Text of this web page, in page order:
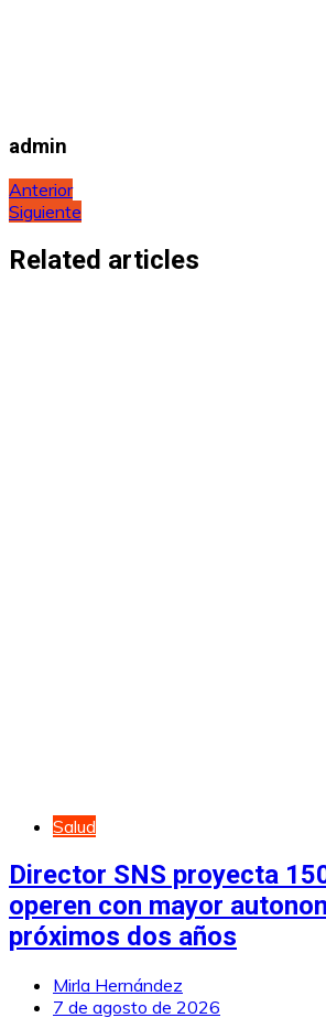
admin
Navegación
de
entradas
Anterior
Siguiente
Related articles
Salud
Director SNS proyecta
operen con mayor
próximos dos años
Mirla Hernández
7 de agosto de 2026